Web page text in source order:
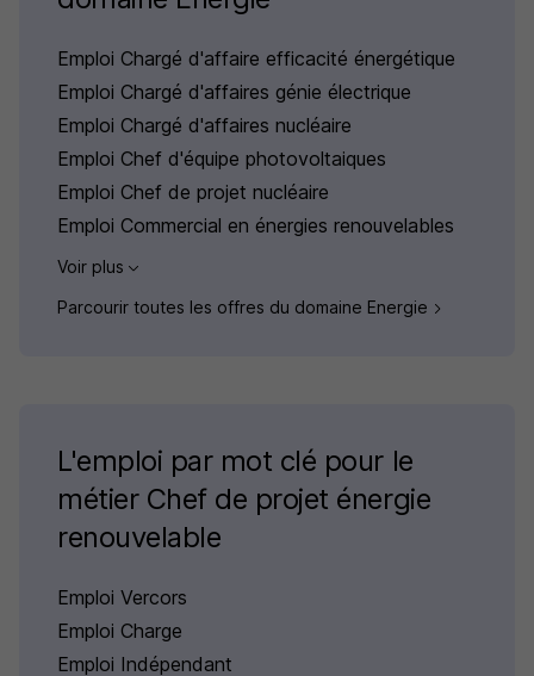
Emploi Chargé d'affaire efficacité énergétique
Emploi Chargé d'affaires génie électrique
Emploi Chargé d'affaires nucléaire
Emploi Chef d'équipe photovoltaiques
Emploi Chef de projet nucléaire
Emploi Commercial en énergies renouvelables
Voir plus
Parcourir toutes les offres du domaine Energie
L'emploi par mot clé pour le
métier Chef de projet énergie
renouvelable
Emploi Vercors
Emploi Charge
Emploi Indépendant